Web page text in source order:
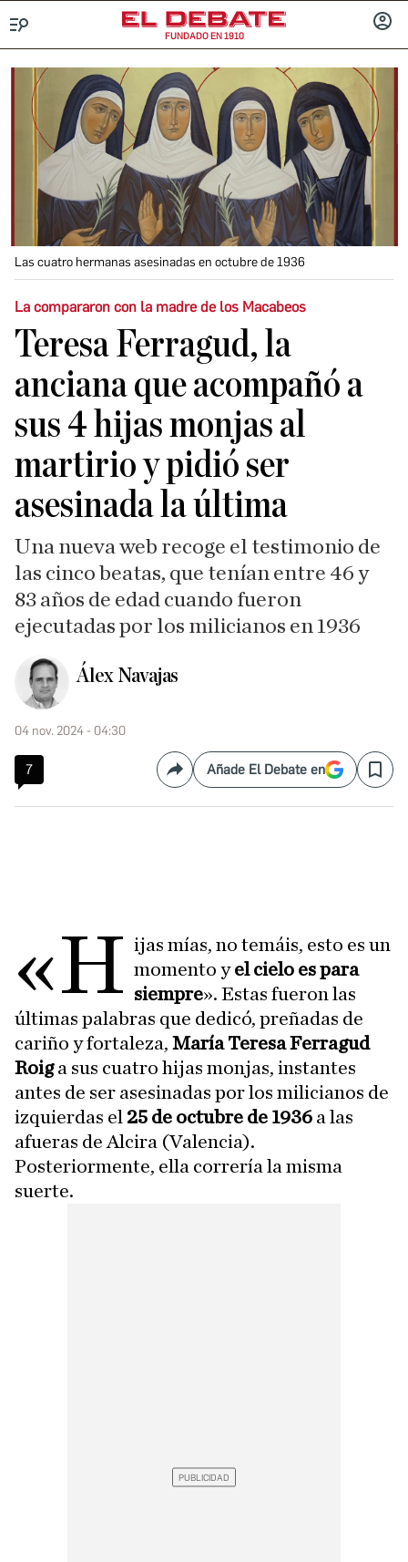
FUNDADO EN 1910
Las cuatro hermanas asesinadas en octubre de 1936
La compararon con la madre de los Macabeos
Teresa Ferragud, la
anciana que acompañó a
sus 4 hijas monjas al
martirio y pidió ser
asesinada la última
Una nueva web recoge el testimonio de
las cinco beatas, que tenían entre 46 y
83 años de edad cuando fueron
ejecutadas por los milicianos en 1936
Álex Navajas
04 nov. 2024 - 04:30
7 CompartirAñade El Debate en Save
«H ijas mías, no temáis, esto es un
momento yel cielo es para
siempre». Estas fueron las
últimas palabras que dedicó, preñadas de
cariño y fortaleza, María Teresa Ferragud
Roiga sus cuatro hijas monjas, instantes
antes de ser asesinadas por los milicianos de
izquierdas el 25 de octubre de 1936 a las
afueras de Alcira (Valencia).
Posteriormente, ella correría la misma
suerte.